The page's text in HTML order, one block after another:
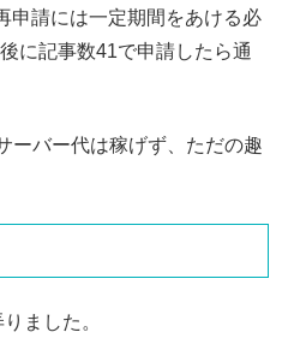
申請には一定期間をあける必
に記事数41で申請したら通
ーバー代は稼げず、ただの趣
ました。